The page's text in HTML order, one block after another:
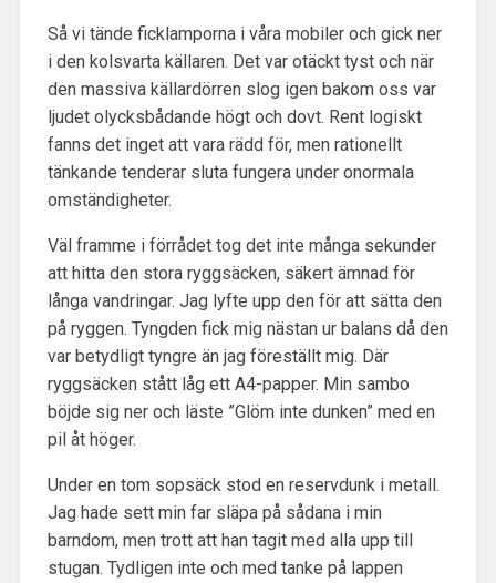
Så vi tände ficklamporna i våra mobiler och gick ner
i den kolsvarta källaren. Det var otäckt tyst och när
den massiva källardörren slog igen bakom oss var
ljudet olycksbådande högt och dovt. Rent logiskt
fanns det inget att vara rädd för, men rationellt
tänkande tenderar sluta fungera under onormala
omständigheter.
Väl framme i förrådet tog det inte många sekunder
att hitta den stora ryggsäcken, säkert ämnad för
långa vandringar. Jag lyfte upp den för att sätta den
på ryggen. Tyngden fick mig nästan ur balans då den
var betydligt tyngre än jag föreställt mig. Där
ryggsäcken stått låg ett A4-papper. Min sambo
böjde sig ner och läste ”Glöm inte dunken” med en
pil åt höger.
Under en tom sopsäck stod en reservdunk i metall.
Jag hade sett min far släpa på sådana i min
barndom, men trott att han tagit med alla upp till
stugan. Tydligen inte och med tanke på lappen